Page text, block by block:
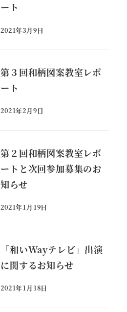
ート
投稿日
2021年3月9日
第３回和柄図案教室レポ
ート
投稿日
2021年2月9日
第２回和柄図案教室レポ
ートと次回参加募集のお
知らせ
投稿日
2021年1月19日
「和いWayテレビ」出演
に関するお知らせ
投稿日
2021年1月18日